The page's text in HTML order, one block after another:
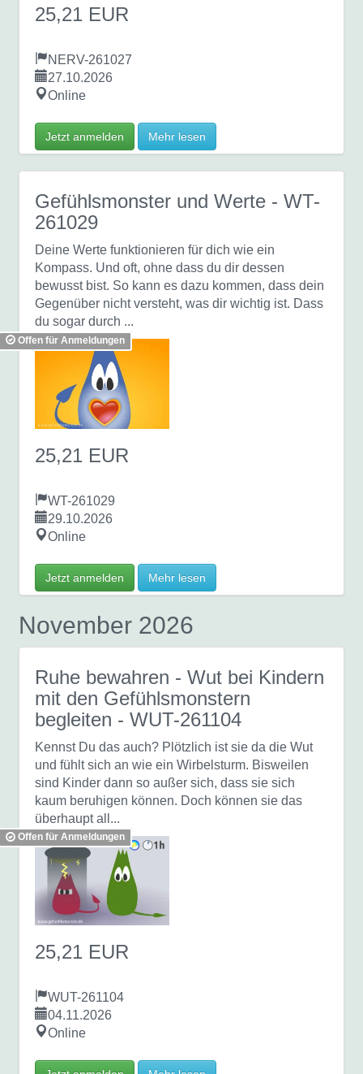
25,21 EUR
NERV-261027
27.10.2026
Online
Jetzt anmelden Mehr lesen
Gefühlsmonster und Werte - WT-
261029
Deine Werte funktionieren für dich wie ein
Kompass. Und oft, ohne dass du dir dessen
bewusst bist. So kann es dazu kommen, dass dein
Gegenüber nicht versteht, was dir wichtig ist. Dass
du sogar durch ...
Offen für Anmeldungen
25,21 EUR
WT-261029
29.10.2026
Online
Jetzt anmelden Mehr lesen
November 2026
Ruhe bewahren - Wut bei Kindern
mit den Gefühlsmonstern
begleiten - WUT-261104
Kennst Du das auch? Plötzlich ist sie da die Wut
und fühlt sich an wie ein Wirbelsturm. Bisweilen
sind Kinder dann so außer sich, dass sie sich
kaum beruhigen können. Doch können sie das
überhaupt all...
Offen für Anmeldungen
25,21 EUR
WUT-261104
04.11.2026
Online